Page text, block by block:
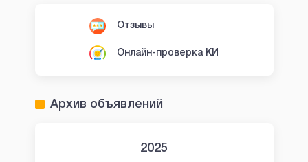
Отзывы
Онлайн-проверка КИ
Архив объявлений
2025